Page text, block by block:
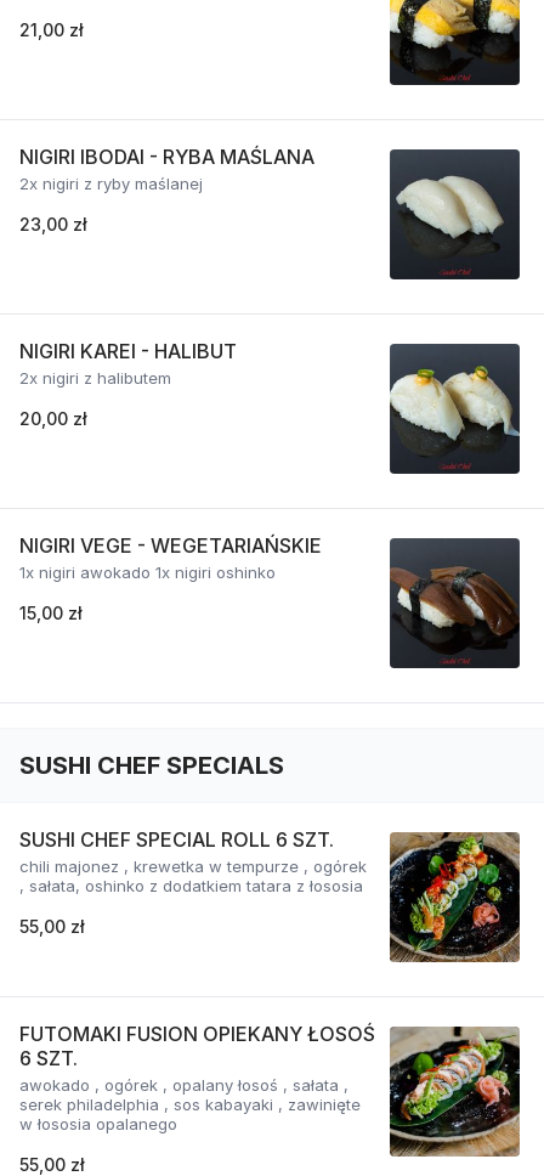
21,00 zł
NIGIRI IBODAI - RYBA MAŚLANA
2x nigiri z ryby maślanej
23,00 zł
NIGIRI KAREI - HALIBUT
2x nigiri z halibutem
20,00 zł
NIGIRI VEGE - WEGETARIAŃSKIE
1x nigiri awokado 1x nigiri oshinko
15,00 zł
SUSHI CHEF SPECIALS
SUSHI CHEF SPECIAL ROLL 6 SZT.
chili majonez , krewetka w tempurze , ogórek
, sałata, oshinko z dodatkiem tatara z łososia
55,00 zł
FUTOMAKI FUSION OPIEKANY ŁOSOŚ
6 SZT.
awokado , ogórek , opalany łosoś , sałata ,
serek philadelphia , sos kabayaki , zawinięte
w łososia opalanego
55,00 zł